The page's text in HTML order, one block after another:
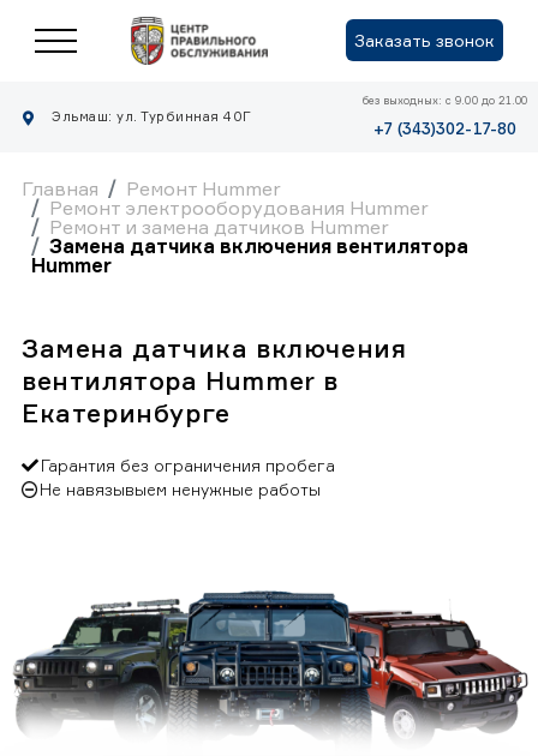
Заказать звонок
Эльмаш: ул. Турбинная 40Г
без выходных: с 9.00 до 21.00
+7 (343)302-17-80
Главная
Ремонт Hummer
Ремонт электрооборудования Hummer
Ремонт и замена датчиков Hummer
Замена датчика включения вентилятора
Hummer
Замена датчика включения
вентилятора Hummer в
Екатеринбурге
Гарантия без ограничения пробега
Не навязывыем ненужные работы